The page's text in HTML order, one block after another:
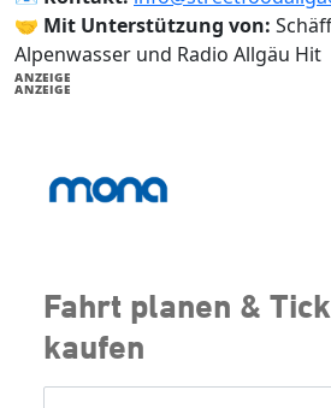
🤝 Mit Unterstützung von:
Alpenwasser und Radio Allgäu Hit
ANZEIGE
ANZEIGE